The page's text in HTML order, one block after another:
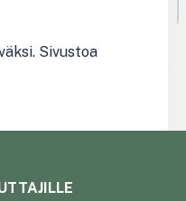
Sivustoa